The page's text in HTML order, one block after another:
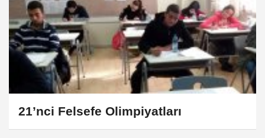
21’nci Felsefe Olimpiyatları